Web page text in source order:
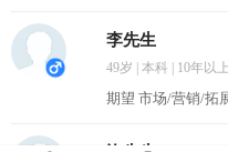
李先生
49岁 | 本科 | 10年以上
期望 市场/营销/拓